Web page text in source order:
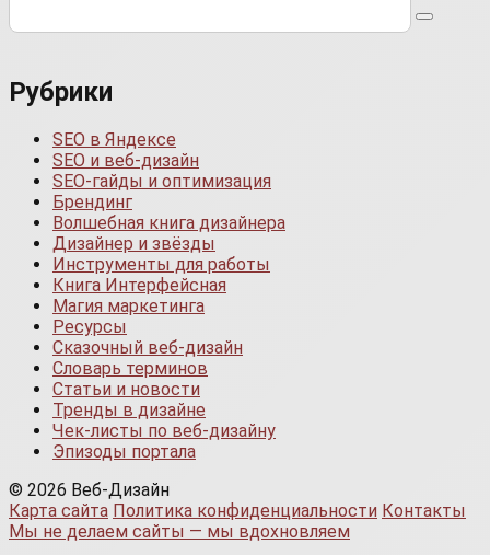
Рубрики
SEO в Яндексе
SEO и веб-дизайн
SEO-гайды и оптимизация
Брендинг
Волшебная книга дизайнера
Дизайнер и звёзды
Инструменты для работы
Книга Интерфейсная
Магия маркетинга
Ресурсы
Сказочный веб-дизайн
Словарь терминов
Статьи и новости
Тренды в дизайне
Чек-листы по веб-дизайну
Эпизоды портала
© 2026 Веб-Дизайн
Карта сайта Политика конфиденциальности Контакты
Мы не делаем сайты — мы вдохновляем